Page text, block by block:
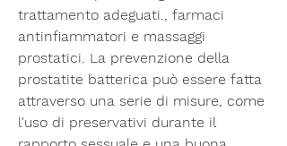
trattamento adeguati., farmaci
antinfiammatori e massaggi
prostatici. La prevenzione della
prostatite batterica può essere fatta
attraverso una serie di misure, come
l'uso di preservativi durante il